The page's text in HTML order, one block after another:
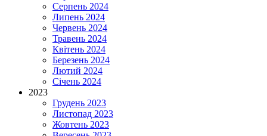
Серпень 2024
Липень 2024
Червень 2024
Травень 2024
Квітень 2024
Березень 2024
Лютий 2024
Січень 2024
2023
Грудень 2023
Листопад 2023
Жовтень 2023